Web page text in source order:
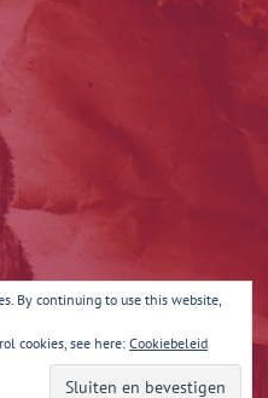
By continuing to use this website,
cookies, see here: Cookiebeleid